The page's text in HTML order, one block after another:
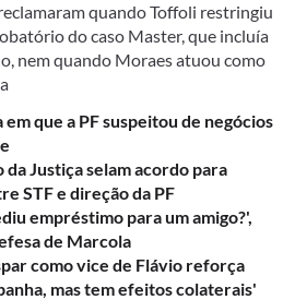
quando Toffoli restringiu
do caso Master, que incluía
nem quando Moraes atuou como
em que a PF suspeitou de negócios
Justiça selam acordo para
STF e direção da PF
empréstimo para um amigo?',
de Marcola
como vice de Flávio reforça
mas tem efeitos colaterais'